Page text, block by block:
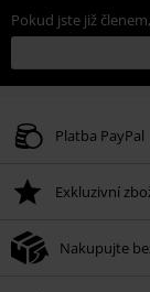
Pokud jste již
Platba PayPal
Exkluzivní
Nakupujte